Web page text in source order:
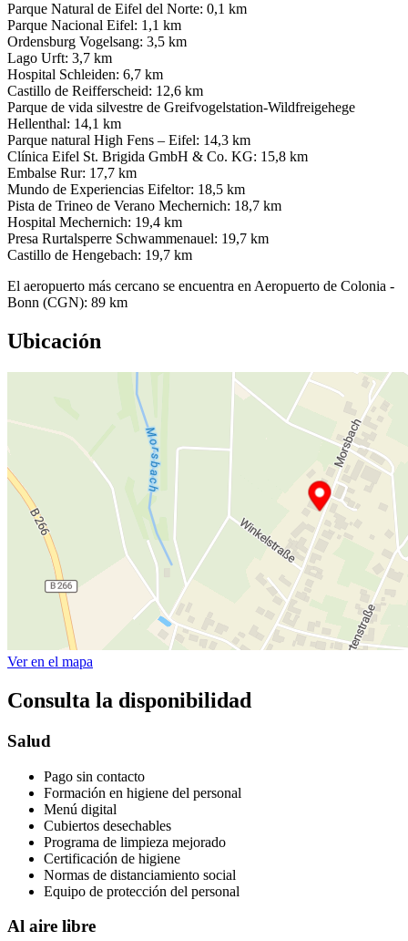
Parque Natural de Eifel del Norte: 0,1 km
Parque Nacional Eifel: 1,1 km
Ordensburg Vogelsang: 3,5 km
Lago Urft: 3,7 km
Hospital Schleiden: 6,7 km
Castillo de Reifferscheid: 12,6 km
Parque de vida silvestre de Greifvogelstation-Wildfreigehege
Hellenthal: 14,1 km
Parque natural High Fens – Eifel: 14,3 km
Clínica Eifel St. Brigida GmbH & Co. KG: 15,8 km
Embalse Rur: 17,7 km
Mundo de Experiencias Eifeltor: 18,5 km
Pista de Trineo de Verano Mechernich: 18,7 km
Hospital Mechernich: 19,4 km
Presa Rurtalsperre Schwammenauel: 19,7 km
Castillo de Hengebach: 19,7 km
El aeropuerto más cercano se encuentra en Aeropuerto de Colonia -
Bonn (CGN): 89 km
Ubicación
Ver en el mapa
Consulta la disponibilidad
Salud
Pago sin contacto
Formación en higiene del personal
Menú digital
Cubiertos desechables
Programa de limpieza mejorado
Certificación de higiene
Normas de distanciamiento social
Equipo de protección del personal
Al aire libre